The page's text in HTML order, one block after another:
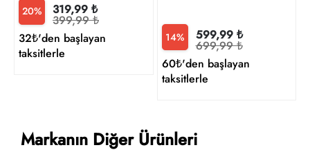
20% 319,99 ₺
399,99 ₺
32₺'den başlayan
taksitlerle
14% 599,99 ₺
699,99 ₺
60₺'den başlayan
taksitlerle
Markanın Diğer Ürünleri